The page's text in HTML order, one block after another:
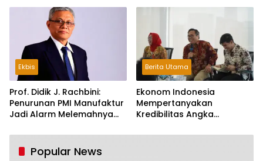
Ekbis
Prof. Didik J. Rachbini:
Penurunan PMI Manufaktur
Jadi Alarm Melemahnya
Berita Utama
Ekonom Indonesia
Mempertanyakan
Kredibilitas Angka
Tumbuh Tapi Rapuh
Popular News